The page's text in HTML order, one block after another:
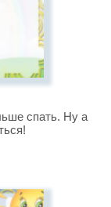
спать. Ну а